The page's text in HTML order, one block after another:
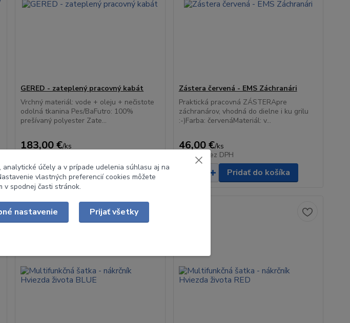
GERED - zateplený pracovný kabát
Vrchný materiál: vode + oleju + nečistote
odolná tkanina Pes/BaFutro: 100%
prešívaný polyester Zate...
183,00 €/ks
Zvoliť variant
Zástera červená - EMS Záchranári
Praktická pracovná ZÁSTERApre
záchranárov, vhodná do dielne i ku grilu
:-)Farba: červenáMateriál: v...
46,00 €/ks
37,40 €
bez DPH
Pridať do košíka
účely a v prípade udelenia súhlasu aj na
vlastných preferencií cookies môžete
v spodnej časti stránok.
nastavenie Prijať všetky